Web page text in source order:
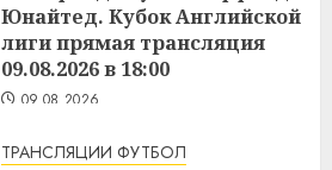
Юнайтед. Кубок Английской
лиги прямая трансляция
09.08.2026 в 18:00
09.08.2026
ТРАНСЛЯЦИИ ФУТБОЛ